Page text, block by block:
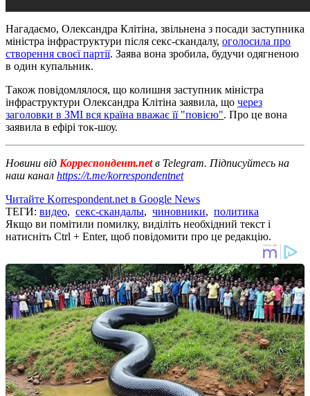
Нагадаємо, Олександра Клітіна, звільнена з посади заступника
міністра інфраструктури після секс-скандалу, оголосила про
створення своєї партії. Заява вона зробила, будучи одягненою
в один купальник.
Також повідомлялося, що колишня заступник міністра
інфраструктури Олександра Клітіна заявила, що через
заголовки в ЗМІ вся країна вважає її "повією". Про це вона
заявила в ефірі ток-шоу.
Новини від Корреспондент.netв Telegram. Підписуйтесь на
наш канал https://t.me/korrespondentnet
Читайте Korrespondent.net в Google News
ТЕГИ: видео, секс-скандалы, чиновники, политика
Якщо ви помітили помилку, виділіть необхідний текст і
натисніть Ctrl + Enter, щоб повідомити про це редакцію.